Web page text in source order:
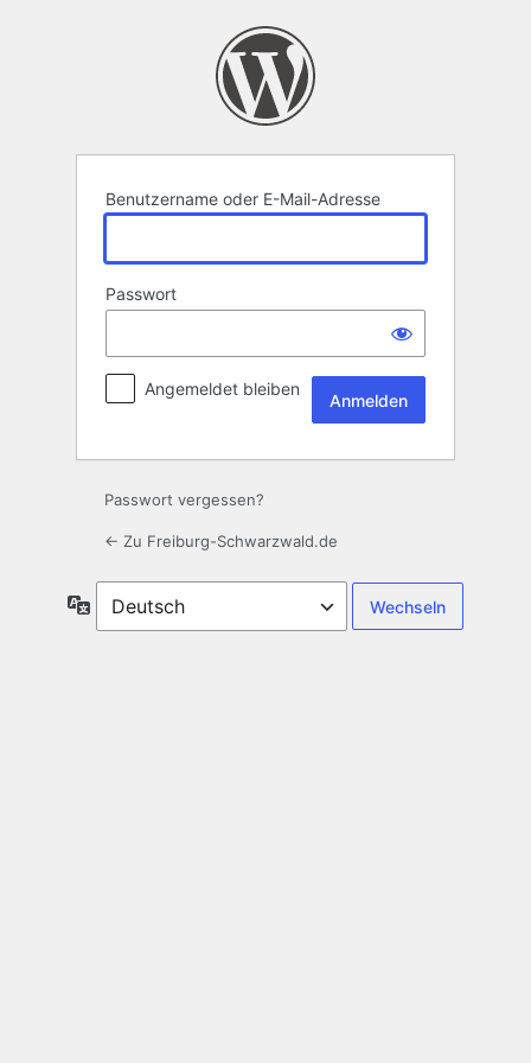
Benutzername oder E-Mail-Adresse
Passwort
Angemeldet bleiben
Passwort vergessen?
← Zu Freiburg-Schwarzwald.de
Sprache